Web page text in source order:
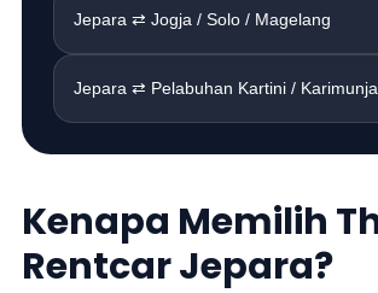
Jepara ⇄ Jogja / Solo / Magelang
Jepara ⇄ Pelabuhan Kartini /
Kenapa Memilih
Rentcar Jepara?